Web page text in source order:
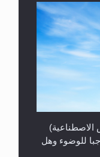
الاصطناعية)
للوضوء وهل